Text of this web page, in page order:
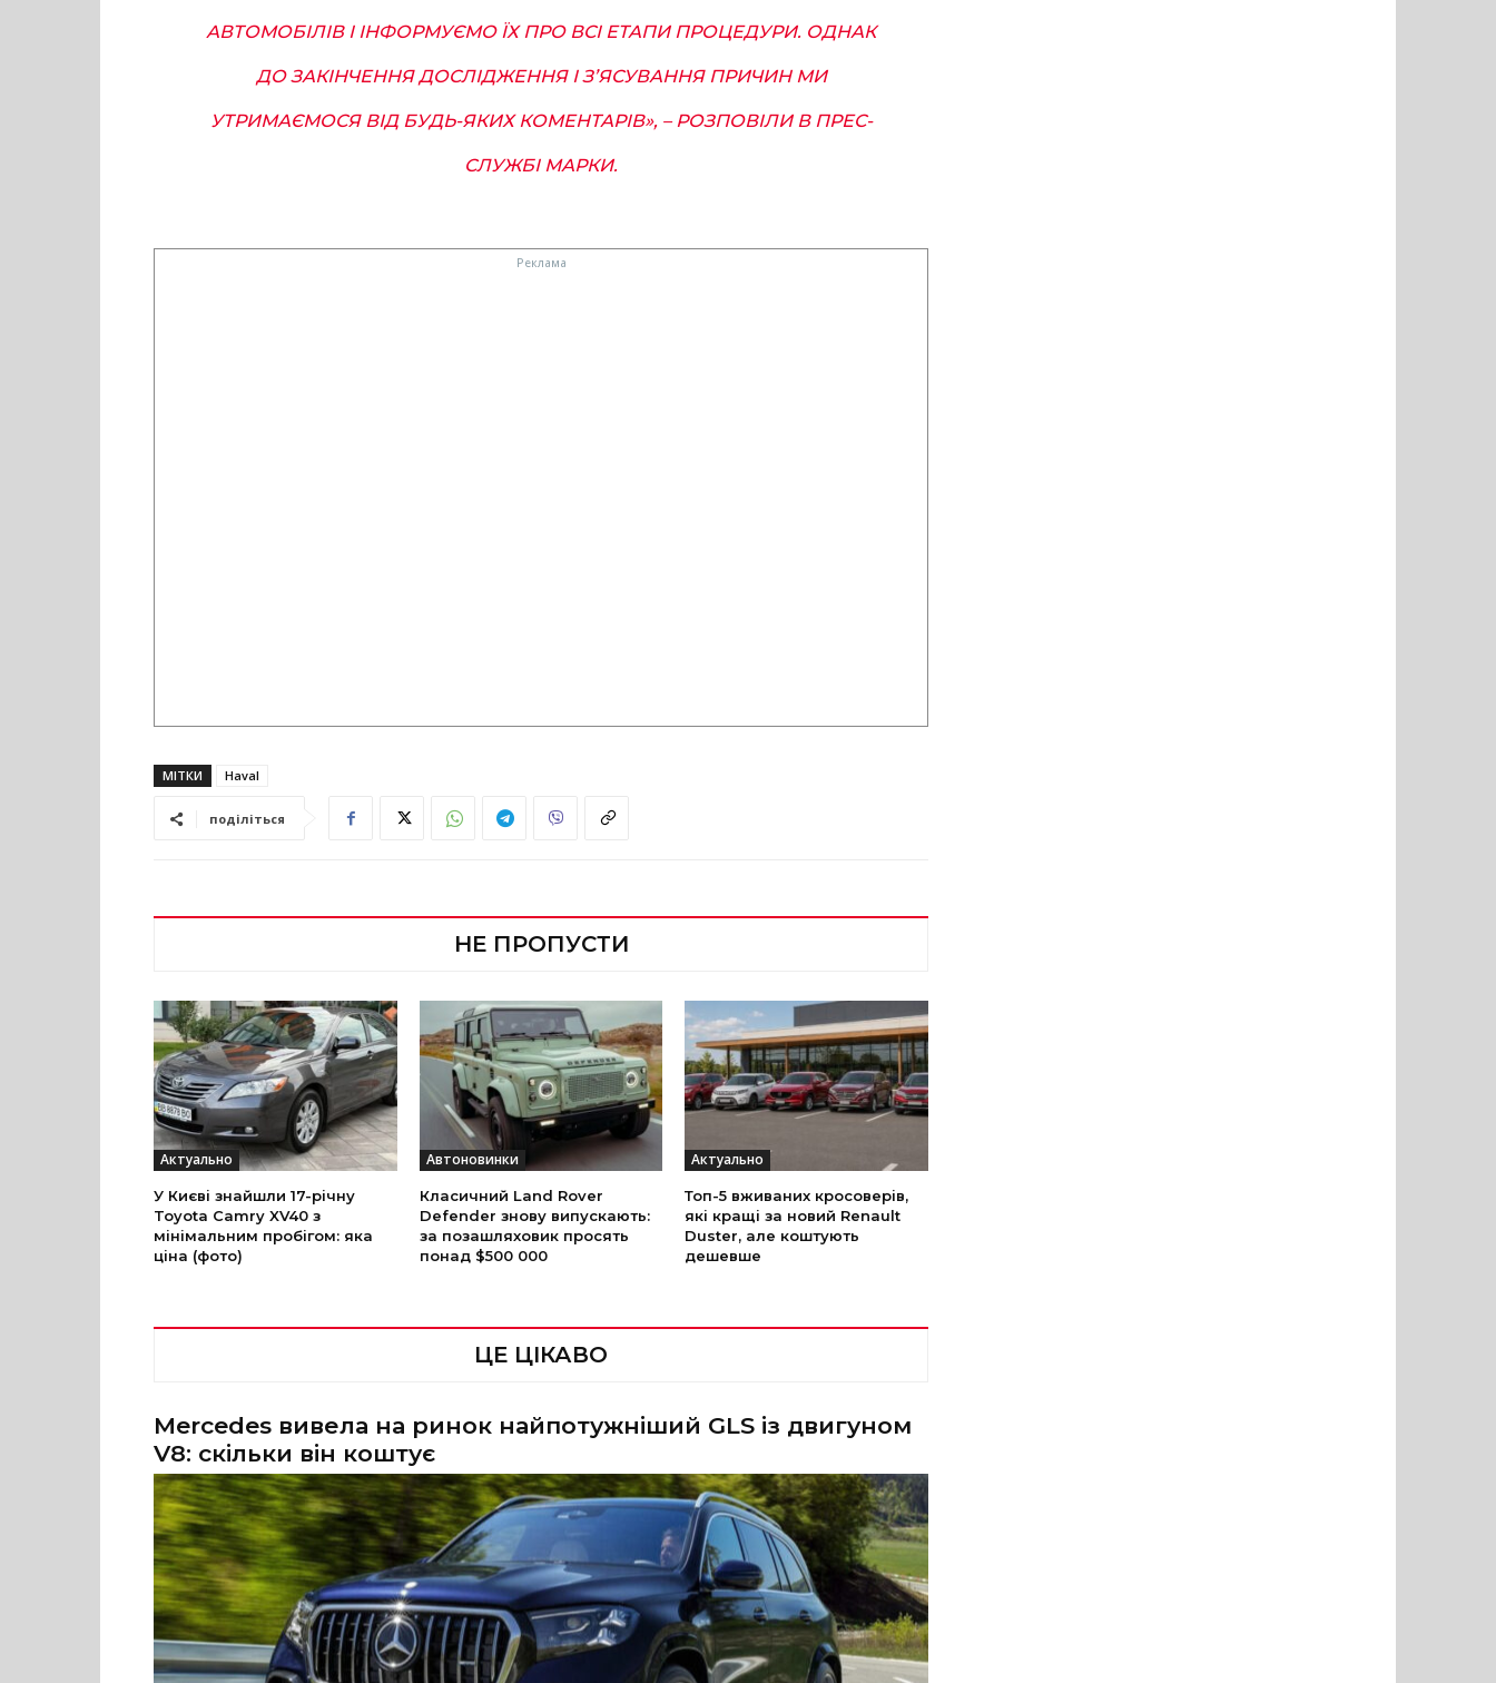
АВТОМОБІЛІВ І ІНФОРМУЄМО ЇХ ПРО ВСІ ЕТАПИ ПРОЦЕДУРИ. ОДНАК
ДО ЗАКІНЧЕННЯ ДОСЛІДЖЕННЯ І З’ЯСУВАННЯ ПРИЧИН МИ
УТРИМАЄМОСЯ ВІД БУДЬ-ЯКИХ КОМЕНТАРІВ», – РОЗПОВІЛИ В ПРЕС-
СЛУЖБІ МАРКИ.
МІТКИ Haval
поділіться
НЕ ПРОПУСТИ
Актуально
У Києві знайшли 17-річну
Toyota Camry XV40 з
мінімальним пробігом: яка
ціна (фото)
Автоновинки
Класичний Land Rover
Defender знову випускають:
за позашляховик просять
понад $500 000
Актуально
Топ-5 вживаних кросоверів,
які кращі за новий Renault
Duster, але коштують
дешевше
ЦЕ ЦІКАВО
Mercedes вивела на ринок найпотужніший GLS із двигуном
V8: скільки він коштує